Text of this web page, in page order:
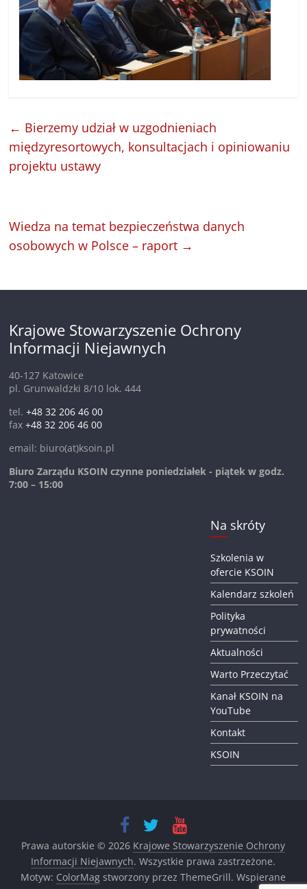
← Bierzemy udział w uzgodnieniach
międzyresortowych, konsultacjach i opiniowaniu
projektu ustawy
Wiedza na temat bezpieczeństwa danych
osobowych w Polsce – raport →
Krajowe Stowarzyszenie Ochrony
Informacji Niejawnych
40-127 Katowice
pl. Grunwaldzki 8/10 lok. 444
tel.+48 32 206 46 00
fax+48 32 206 46 00
email: biuro(at)ksoin.pl
Biuro Zarządu KSOIN czynne poniedziałek - piątek w godz.
7:00 – 15:00
Na skróty
Szkolenia w
ofercie KSOIN
Kalendarz szkoleń
Polityka
prywatności
Aktualności
Warto Przeczytać
Kanał KSOIN na
YouTube
Kontakt
KSOIN
Prawa autorskie © 2026 Krajowe Stowarzyszenie Ochrony
Informacji Niejawnych. Wszystkie prawa zastrzeżone.
Motyw: ColorMag stworzony przez ThemeGrill. Wspierane